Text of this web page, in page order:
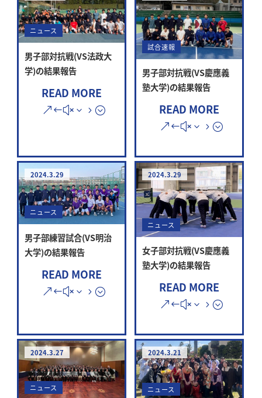
ニュース
男子部対抗戦(VS法政大
学)の結果報告
READ MORE
試合速報
男子部対抗戦(VS慶應義
塾大学)の結果報告
READ MORE
2024.3.29
ニュース
男子部練習試合(VS明治
大学)の結果報告
READ MORE
2024.3.29
ニュース
女子部対抗戦(VS慶應義
塾大学)の結果報告
READ MORE
2024.3.27
ニュース
2024.3.21
ニュース